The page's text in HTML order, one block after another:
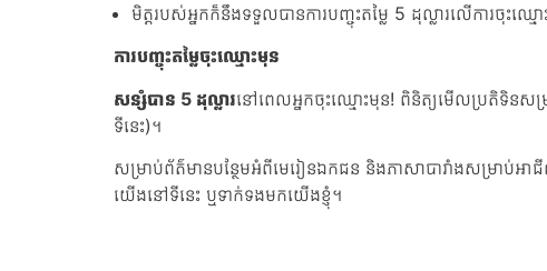
មិត្តរបស់អ្នកក៏នឹងទទួលបានការបញ្ចុះតម្លៃ 5 ដុល្លារលើការចុះឈ្ម
ការបញ្ចុះតម្លៃចុះឈ្មោះមុន
សន្សំបាន 5 ដុល្លារនៅពេលអ្នកចុះឈ្មោះមុន! ពិនិត្យមើលប្រតិទិនសម្រ
ទីនេះ)។
សម្រាប់ព័ត៌មានបន្ថែមអំពីមេរៀនឯកជន និងភាសាបារាំងសម្រាប់
យើងនៅទីនេះ ឬទាក់ទងមកយើងខ្ញុំ។